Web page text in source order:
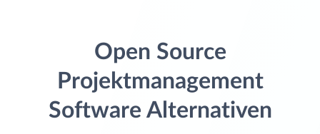
Open Source
Projektmanagement
Software Alternativen